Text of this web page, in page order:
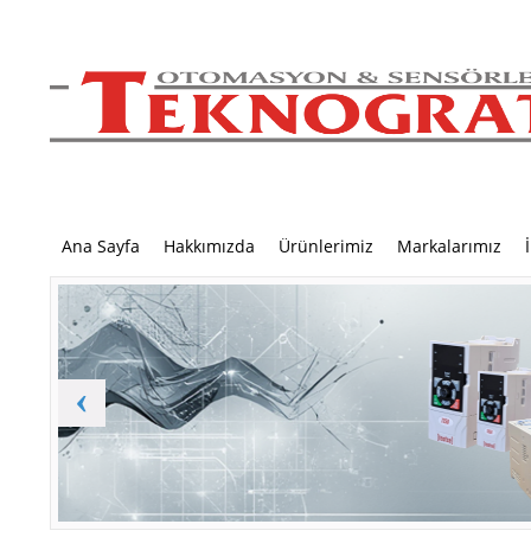
Ana Sayfa Hakkımızda Ürünlerimiz Markalarımız
‹